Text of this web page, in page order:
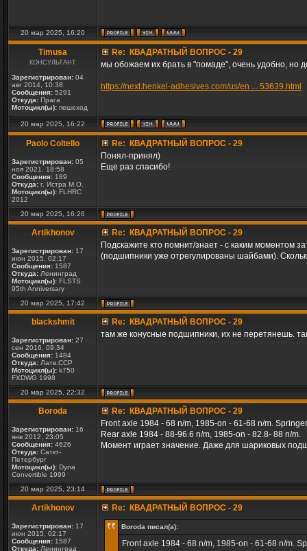
20 мар 2025, 16:20
Timusa
КОНСУЛЬТАНТ
Зарегистрирован: 04
авг 2014, 10:38
Сообщения: 5291
Откуда: Прага
Мотоцикл(ы): пешеход
Re: КВАДРАТНЫЙ ВОПРОС - 29
мы обожаем их брать в "помаде", очень удобно, но
https://next.henkel-adhesives.com/us/en ... 53639.html
20 мар 2025, 16:22
Paolo Coltello
Зарегистрирован: 05
ноя 2021, 18:58
Сообщения: 189
Откуда: г. Истра М.О.
Мотоцикл(ы): FLHRC
2012
Re: КВАДРАТНЫЙ ВОПРОС - 29
Понял-принял)
Еще раз спасибо!
20 мар 2025, 16:26
Artikhonov
Зарегистрирован: 17
июн 2015, 02:17
Сообщения: 1587
Откуда: Ленинград
Мотоцикл(ы): FLSTS
95th Anniversary
Re: КВАДРАТНЫЙ ВОПРОС - 29
Подскажите кто помнит/знает - с каким моментом
(подшипники уже отрегулированы шайбами).
20 мар 2025, 17:42
blackshmit
Зарегистрирован: 27
сен 2016, 09:34
Сообщения: 1484
Откуда: Латв.ССР
Мотоцикл(ы): k750
FXDWG 1998
Re: КВАДРАТНЫЙ ВОПРОС - 29
там же конусные подшипники, их не перетянешь.
20 мар 2025, 22:32
Boroda
Зарегистрирован: 16
янв 2012, 23:05
Сообщения: 4626
Откуда: Саткт-
Петербург
Мотоцикл(ы): Dyna
Convertible 1999
Re: КВАДРАТНЫЙ ВОПРОС - 29
Front axle 1984 - 68 n/m, 1985-on - 61-68 n/m.
Rear axle 1984 - 88-96.6 n/m, 1985-on - 82.8- 88 n/m.
Момент играет значение. Даже для шариковых
20 мар 2025, 23:14
Artikhonov
Зарегистрирован: 17
июн 2015, 02:17
Сообщения: 1587
Откуда: Ленинград
Re: КВАДРАТНЫЙ ВОПРОС - 29
Boroda писал(а):
Front axle 1984 - 68 n/m, 1985-on - 61-68 n/m.